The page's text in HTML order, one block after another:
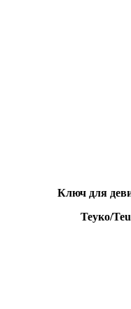
Ключ для
Теуко/